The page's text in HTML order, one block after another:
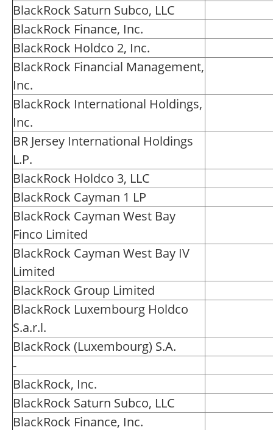
BlackRock Saturn Subco, LLC
BlackRock Finance, Inc.
BlackRock Holdco 2, Inc.
BlackRock Financial Management,
Inc.
BlackRock International Holdings,
Inc.
BR Jersey International Holdings
L.P.
BlackRock Holdco 3, LLC
BlackRock Cayman 1 LP
BlackRock Cayman West Bay
Finco Limited
BlackRock Cayman West Bay IV
Limited
BlackRock Group Limited
BlackRock Luxembourg Holdco
S.a.r.l.
BlackRock (Luxembourg) S.A.
-
BlackRock, Inc.
BlackRock Saturn Subco, LLC
BlackRock Finance, Inc.